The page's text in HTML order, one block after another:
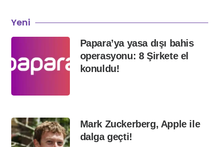
Yeni
Papara’ya yasa dışı bahis
operasyonu: 8 Şirkete el
konuldu!
Mark Zuckerberg, Apple ile
dalga geçti!